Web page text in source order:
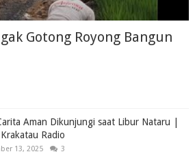
Gotong Royong Bangun
Aman Dikunjungi saat Libur Nataru |
Radio
13, 2025 3